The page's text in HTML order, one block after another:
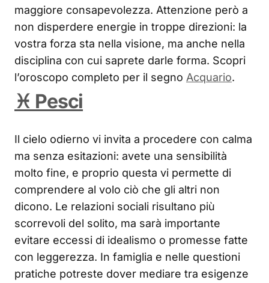
maggiore consapevolezza. Attenzione però a
non disperdere energie in troppe direzioni: la
vostra forza sta nella visione, ma anche nella
disciplina con cui saprete darle forma. Scopri
l’oroscopo completo per il segno Acquario.
♓ Pesci
Il cielo odierno vi invita a procedere con calma
ma senza esitazioni: avete una sensibilità
molto fine, e proprio questa vi permette di
comprendere al volo ciò che gli altri non
dicono. Le relazioni sociali risultano più
scorrevoli del solito, ma sarà importante
evitare eccessi di idealismo o promesse fatte
con leggerezza. In famiglia e nelle questioni
pratiche potreste dover mediare tra esigenze